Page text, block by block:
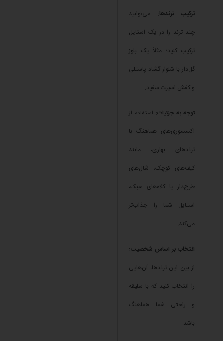
ترکیب ترندها: می‌توانید
چند ترند را در یک استایل
ترکیب کنید؛ مثلاً یک بلوز
گل‌دار با شلوار گشاد پاستلی
و کفش اسپرت سفید.
توجه به جزئیات: استفاده از
اکسسوری‌های هماهنگ با
ترندهای بهاری، مانند
کیف‌های کوچک، شال‌های
طرح‌دار یا کلاه‌های سبک،
استایل شما را جذاب‌تر
می‌کند.
انتخاب بر اساس شخصیت:
از بین این ترندها، آن‌هایی
را انتخاب کنید که با سلیقه
و راحتی شما هماهنگ
باشد.